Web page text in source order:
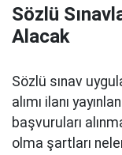
Sözlü
Alacak
Sözlü sınav
alımı ilanı
başvuruları
olma şartları